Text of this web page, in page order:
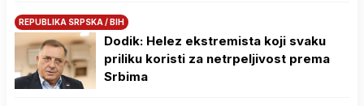
REPUBLIKA SRPSKA / BIH
Dodik: Helez ekstremista koji svaku
priliku koristi za netrpeljivost prema
Srbima